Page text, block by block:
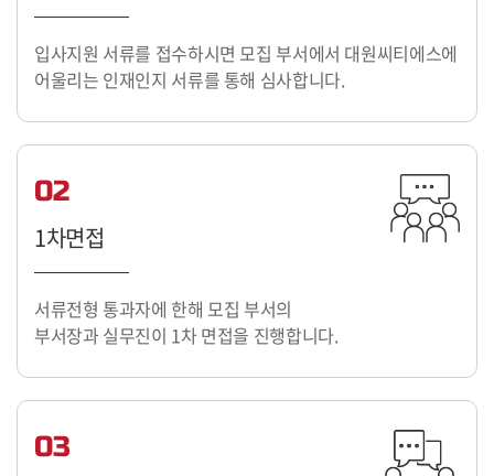
입사지원 서류를 접수하시면 모집 부서에서 대원씨티에스에
어울리는 인재인지 서류를 통해 심사합니다.
02
1차면접
서류전형 통과자에 한해 모집 부서의
부서장과 실무진이 1차 면접을 진행합니다.
03